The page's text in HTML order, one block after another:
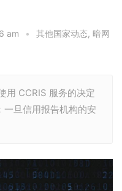
am • 其他国家动态, 暗网
用 CCRIS 服务的决定
旦信用报告机构的安